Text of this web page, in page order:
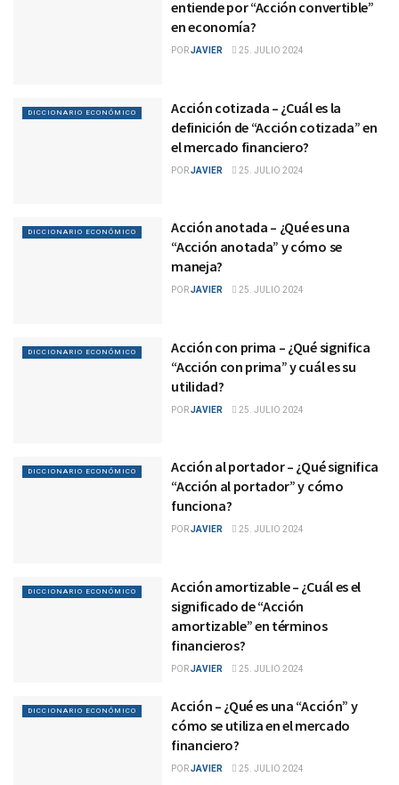
entiende por “Acción convertible”
en economía?
PORJAVIER 25. JULIO 2024
DICCIONARIO ECONÓMICO
Acción cotizada – ¿Cuál es la
definición de “Acción cotizada” en
el mercado financiero?
PORJAVIER 25. JULIO 2024
DICCIONARIO ECONÓMICO
Acción anotada – ¿Qué es una
“Acción anotada” y cómo se
maneja?
PORJAVIER 25. JULIO 2024
DICCIONARIO ECONÓMICO
Acción con prima – ¿Qué significa
“Acción con prima” y cuál es su
utilidad?
PORJAVIER 25. JULIO 2024
DICCIONARIO ECONÓMICO
Acción al portador – ¿Qué significa
“Acción al portador” y cómo
funciona?
PORJAVIER 25. JULIO 2024
DICCIONARIO ECONÓMICO
Acción amortizable – ¿Cuál es el
significado de “Acción
amortizable” en términos
financieros?
PORJAVIER 25. JULIO 2024
DICCIONARIO ECONÓMICO
Acción – ¿Qué es una “Acción” y
cómo se utiliza en el mercado
financiero?
PORJAVIER 25. JULIO 2024